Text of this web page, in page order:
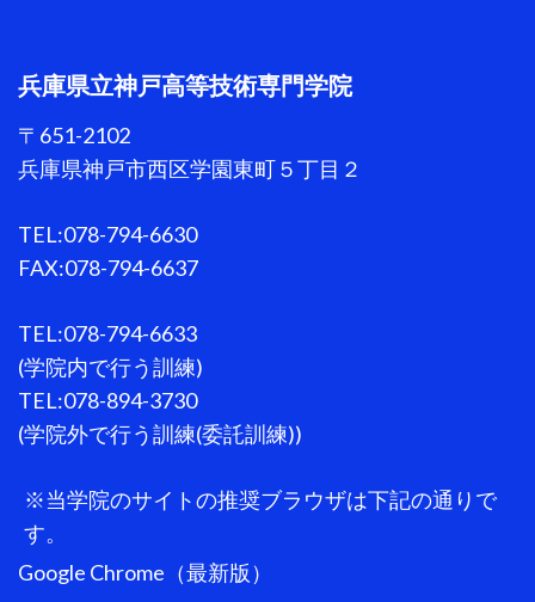
兵庫県立神戸高等技術専門学院
〒651-2102
兵庫県神戸市西区学園東町５丁目２
TEL:078-794-6630
FAX:078-794-6637
TEL:078-794-6633
(学院内で行う訓練)
TEL:078-894-3730
(学院外で行う訓練(委託訓練))
※当学院のサイトの推奨ブラウザは下記の通りで
す。
Google Chrome（最新版）